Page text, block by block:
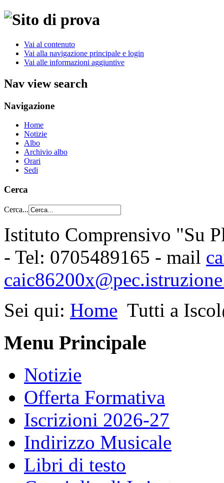
Vai al contenuto
Vai alla navigazione principale e login
Vai alle informazioni aggiuntive
Nav view search
Navigazione
Home
Notizie
Albo
Archivio albo
Orari
Sedi
Cerca
Cerca...
Istituto Comprensivo "Su
- Tel: 0705489165 - mail
Sei qui: Home Tutti a
Menu Principale
Notizie
Offerta Formativa
Iscrizioni 2026-27
Indirizzo Musicale
Libri di testo